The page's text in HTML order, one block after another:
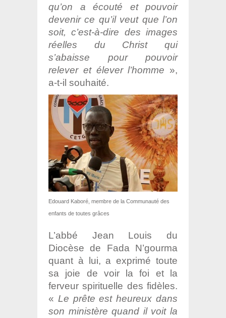
qu’on a écouté et pouvoir
devenir ce qu’il veut que l’on
soit, c’est-à-dire des images
réelles du Christ qui
s’abaisse pour pouvoir
relever et élever l’homme »,
a-t-il souhaité.
Edouard Kaboré, membre de la Communauté des
enfants de toutes grâces
L’abbé Jean Louis du
Diocèse de Fada N’gourma
quant à lui, a exprimé toute
sa joie de voir la foi et la
ferveur spirituelle des fidèles.
« Le prête est heureux dans
son ministère quand il voit la